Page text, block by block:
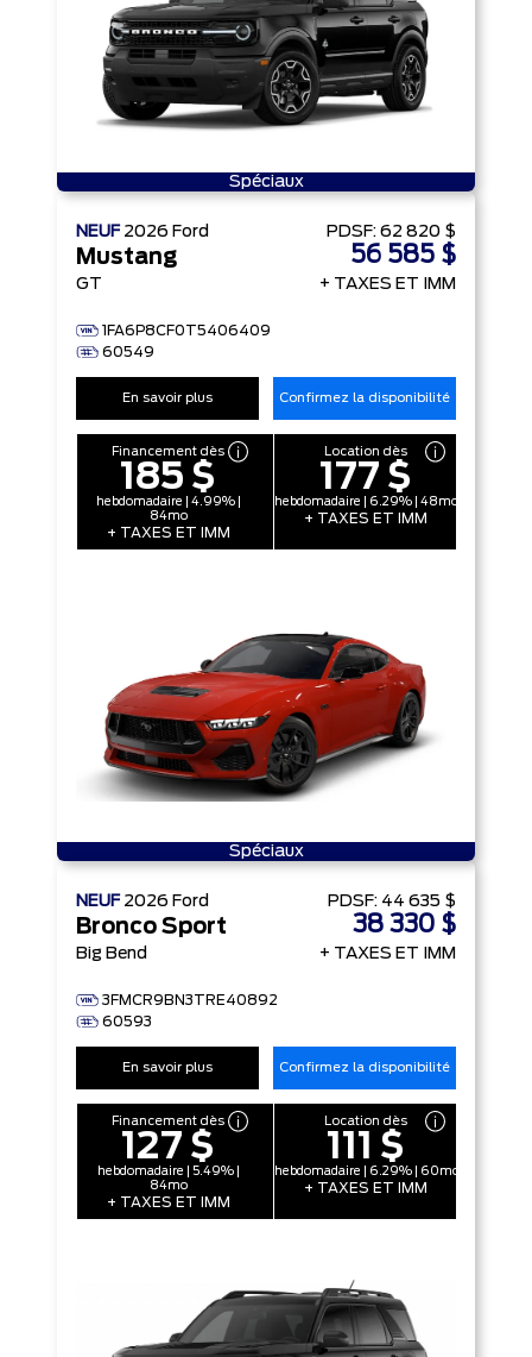
Spéciaux
NEUF 2026 Ford
Mustang
GT
1FA6P8CF0T5406409
60549
PDSF: 62 820 $
56 585 $
+ TAXES ET IMM
En savoir plus Confirmez la disponibilité
Financement dès
185 $
hebdomadaire | 4.99% |
84mo
+ TAXES ET IMM
Location dès
177 $
hebdomadaire | 6.29% | 48mo
+ TAXES ET IMM
Spéciaux
NEUF 2026 Ford
Bronco Sport
Big Bend
3FMCR9BN3TRE40892
60593
PDSF: 44 635 $
38 330 $
+ TAXES ET IMM
En savoir plus Confirmez la disponibilité
Financement dès
127 $
hebdomadaire | 5.49% |
84mo
+ TAXES ET IMM
Location dès
111 $
hebdomadaire | 6.29% | 60mo
+ TAXES ET IMM